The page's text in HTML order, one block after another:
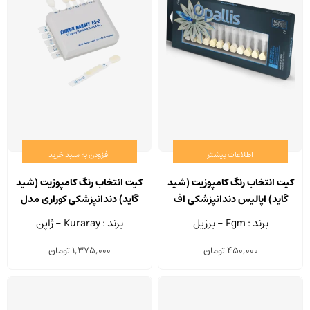
اطلاعات بیشتر
کیت انتخاب رنگ کامپوزیت (شید
گاید) اپالیس دندانپزشکی اف
جی ام بسته 35 عددی
برند : Fgm - برزیل
450,000تومان
افزودن به سبد خرید
کیت انتخاب رنگ کامپوزیت (شید
گاید) دندانپزشکی کوراری مدل
Clearfil Majesty ES-2
برند : Kuraray - ژاپن
1,375,000تومان